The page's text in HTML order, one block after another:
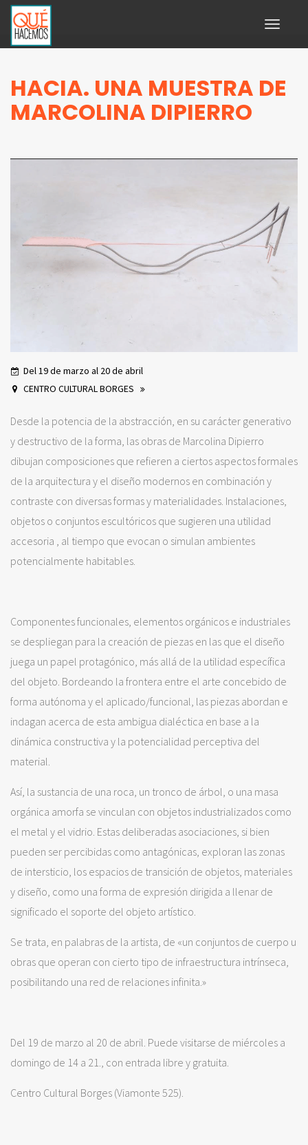
Toggle
HACIA. UNA MUESTRA DE
MARCOLINA DIPIERRO
Del 19 de marzo al 20 de abril
CENTRO CULTURAL BORGES
Desde la potencia de la abstracción, en su carácter generativo
y destructivo de la forma, las obras de Marcolina Dipierro
dibujan composiciones que refieren a ciertos aspectos formales
de la arquitectura y el diseño modernos en combinación y
contraste con diversas formas y materialidades. Instalaciones,
objetos o conjuntos escultóricos que sugieren una utilidad
accesoria , al tiempo que evocan o simulan ambientes
potencialmente habitables.
Componentes funcionales, elementos orgánicos e industriales
se despliegan para la creación de piezas en las que el diseño
juega un papel protagónico, más allá de la utilidad específica
del objeto. Bordeando la frontera entre el arte concebido de
forma autónoma y el aplicado/funcional, las piezas abordan e
indagan acerca de esta ambigua dialéctica en base a la
dinámica constructiva y la potencialidad perceptiva del
material.
Así, la sustancia de una roca, un tronco de árbol, o una masa
orgánica amorfa se vinculan con objetos industrializados como
el metal y el vidrio. Estas deliberadas asociaciones, si bien
pueden ser percibidas como antagónicas, exploran las zonas
de intersticio, los espacios de transición de objetos, materiales
y diseño, como una forma de expresión dirigida a llenar de
significado el soporte del objeto artístico.
Se trata, en palabras de la artista, de «un conjuntos de cuerpo u
obras que operan con cierto tipo de infraestructura intrínseca,
posibilitando una red de relaciones infinita.»
Del 19 de marzo al 20 de abril. Puede visitarse de miércoles a
domingo de 14 a 21., con entrada libre y gratuita.
Centro Cultural Borges (Viamonte 525).